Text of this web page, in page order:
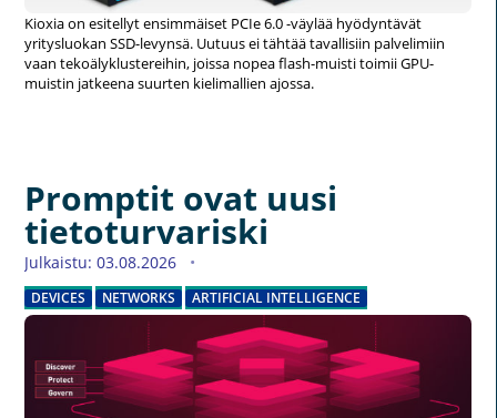
Kioxia on esitellyt ensimmäiset PCIe 6.0 -väylää hyödyntävät
yritysluokan SSD-levynsä. Uutuus ei tähtää tavallisiin palvelimiin
vaan tekoälyklustereihin, joissa nopea flash-muisti toimii GPU-
muistin jatkeena suurten kielimallien ajossa.
Promptit ovat uusi
tietoturvariski
Julkaistu: 03.08.2026
DEVICES NETWORKS ARTIFICIAL INTELLIGENCE